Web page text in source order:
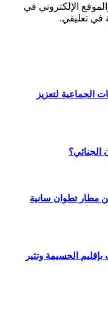
الإلكتروني في
في تعليقي.
الجماعية لتعزيز
مطار تطوان سانية
الحسيمة وتثير